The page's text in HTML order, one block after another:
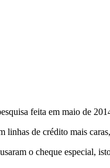
feita em maio de
linhas de crédito mais
o cheque especial,